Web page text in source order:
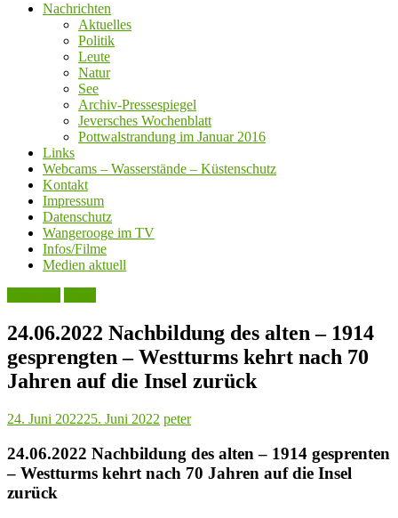
Nachrichten
Aktuelles
Politik
Leute
Natur
See
Archiv-Pressespiegel
Jeversches Wochenblatt
Pottwalstrandung im Januar 2016
Links
Webcams – Wasserstände – Küstenschutz
Kontakt
Impressum
Datenschutz
Wangerooge im TV
Infos/Filme
Medien aktuell
24.06.2022 Nachbildung des alten – 1914
gesprengten – Westturms kehrt nach 70
Jahren auf die Insel zurück
24. Juni 202225. Juni 2022 peter
24.06.2022 Nachbildung des alten – 1914 gesprenten
– Westturms kehrt nach 70 Jahren auf die Insel
zurück